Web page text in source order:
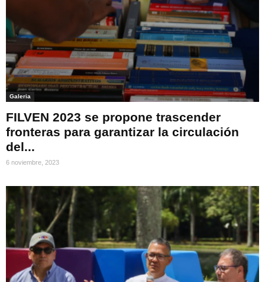
Galeria
FILVEN 2023 se propone trascender
fronteras para garantizar la circulación
del...
6 noviembre, 2023